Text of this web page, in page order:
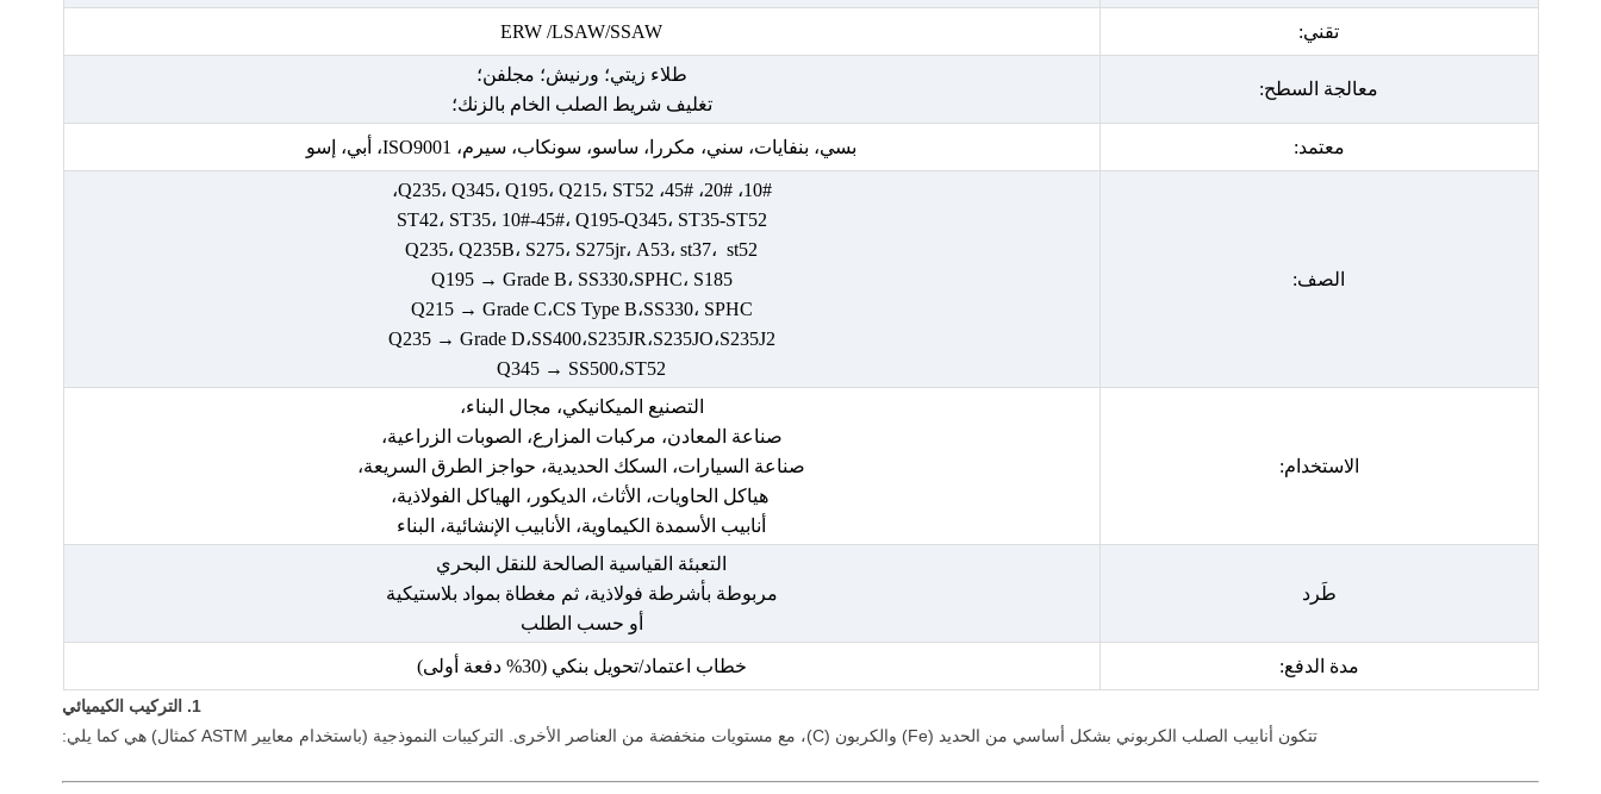
تقني: ERW /LSAW/SSAW
معالجة السطح:
طلاء زيتي؛ ورنيش؛ مجلفن؛
تغليف شريط الصلب الخام بالزنك؛
معتمد: بسي، بنفايات، سني، مكررا، ساسو، سونكاب، سيرم، ISO9001، أبي، إسو
الصف:
10#، 20#، 45#، Q235، Q345، Q195، Q215، ST52،
ST42، ST35، 10#-45#، Q195-Q345، ST35-ST52
Q235، Q235B، S275، S275jr، A53، st37، st52
Q195 → Grade B، SS330،SPHC، S185
Q215 → Grade C،CS Type B،SS330، SPHC
Q235 → Grade D،SS400،S235JR،S235JO،S235J2
Q345 → SS500،ST52
الاستخدام:
التصنيع الميكانيكي، مجال البناء،
صناعة المعادن، مركبات المزارع، الصوبات الزراعية،
صناعة السيارات، السكك الحديدية، حواجز الطرق السريعة،
هياكل الحاويات، الأثاث، الديكور، الهياكل الفولاذية،
أنابيب الأسمدة الكيماوية، الأنابيب الإنشائية، البناء
طَرد
التعبئة القياسية الصالحة للنقل البحري
مربوطة بأشرطة فولاذية، ثم مغطاة بمواد بلاستيكية
أو حسب الطلب
مدة الدفع: خطاب اعتماد/تحويل بنكي (30% دفعة أولى)
1. التركيب الكيميائي
تتكون أنابيب الصلب الكربوني بشكل أساسي من الحديد (Fe) والكربون (C)، مع مستويات منخفضة من العناصر الأخرى. التركيبات النموذجية (باستخدام معايير ASTM كمثال) هي كما يلي: